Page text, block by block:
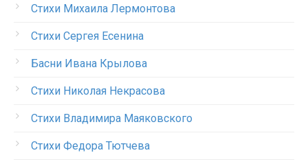
Стихи Михаила Лермонтова
Стихи Сергея Есенина
Басни Ивана Крылова
Стихи Николая Некрасова
Стихи Владимира Маяковского
Стихи Федора Тютчева